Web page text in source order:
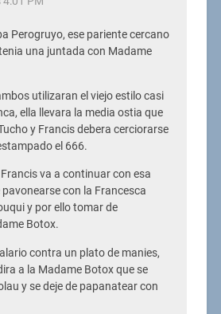
Perogruyo, ese pariente cercano
una juntada con Madame
utilizaran el viejo estilo casi
ella llevara la media ostia que
y Francis debera cerciorarse
el 666.
va a continuar con esa
con la Francesca
y por ello tomar de
Botox.
contra un plato de manies,
a la Madame Botox que se
y se deje de papanatear con